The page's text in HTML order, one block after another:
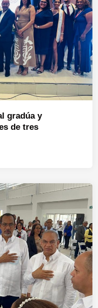
gradúa y
de tres